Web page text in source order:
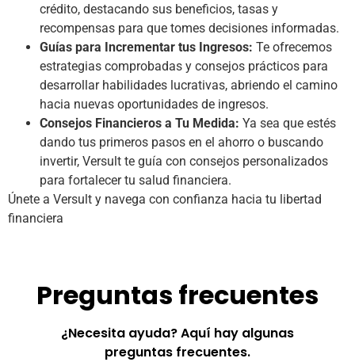
crédito, destacando sus beneficios, tasas y
recompensas para que tomes decisiones informadas.
Guías para Incrementar tus Ingresos: Te ofrecemos
estrategias comprobadas y consejos prácticos para
desarrollar habilidades lucrativas, abriendo el camino
hacia nuevas oportunidades de ingresos.
Consejos Financieros a Tu Medida: Ya sea que estés
dando tus primeros pasos en el ahorro o buscando
invertir, Versult te guía con consejos personalizados
para fortalecer tu salud financiera.
Únete a Versult y navega con confianza hacia tu libertad
financiera
Preguntas frecuentes
¿Necesita ayuda? Aquí hay algunas
preguntas frecuentes.